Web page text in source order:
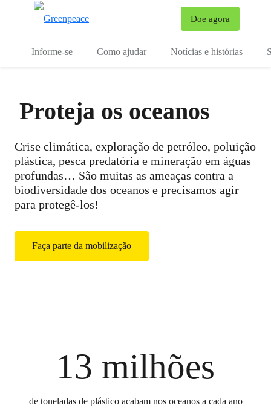
Doe agora
Informe-se Como ajudar Notícias e histórias
Proteja os oceanos
Crise climática, exploração de petróleo, poluição
plástica, pesca predatória e mineração em águas
profundas… São muitas as ameaças contra a
biodiversidade dos oceanos e precisamos agir
para protegê-los!
Faça parte da mobilização
13 milhões
de toneladas de plástico acabam nos oceanos a cada ano